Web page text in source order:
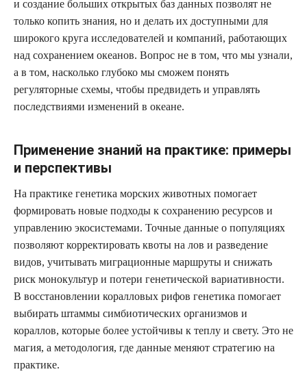
и создание больших открытых баз данных позволят не
только копить знания, но и делать их доступными для
широкого круга исследователей и компаний, работающих
над сохранением океанов. Вопрос не в том, что мы узнали,
а в том, насколько глубоко мы сможем понять
регуляторные схемы, чтобы предвидеть и управлять
последствиями изменений в океане.
Применение знаний на практике: примеры
и перспективы
На практике генетика морских животных помогает
формировать новые подходы к сохранению ресурсов и
управлению экосистемами. Точные данные о популяциях
позволяют корректировать квоты на лов и разведение
видов, учитывать миграционные маршруты и снижать
риск монокультур и потери генетической вариативности.
В восстановлении коралловых рифов генетика помогает
выбирать штаммы симбиотических организмов и
кораллов, которые более устойчивы к теплу и свету. Это не
магия, а методология, где данные меняют стратегию на
практике.